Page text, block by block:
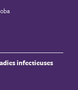
infectieuses